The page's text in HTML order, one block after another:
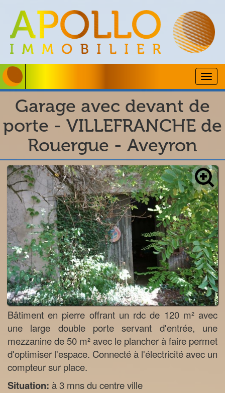
Garage avec devant de
porte - VILLEFRANCHE de
Rouergue - Aveyron
Bâtiment en pierre offrant un rdc de 120 m² avec
une large double porte servant d'entrée, une
mezzanine de 50 m² avec le plancher à faire permet
d'optimiser l'espace. Connecté à l'électricité avec un
compteur sur place.
Situation: à 3 mns du centre ville